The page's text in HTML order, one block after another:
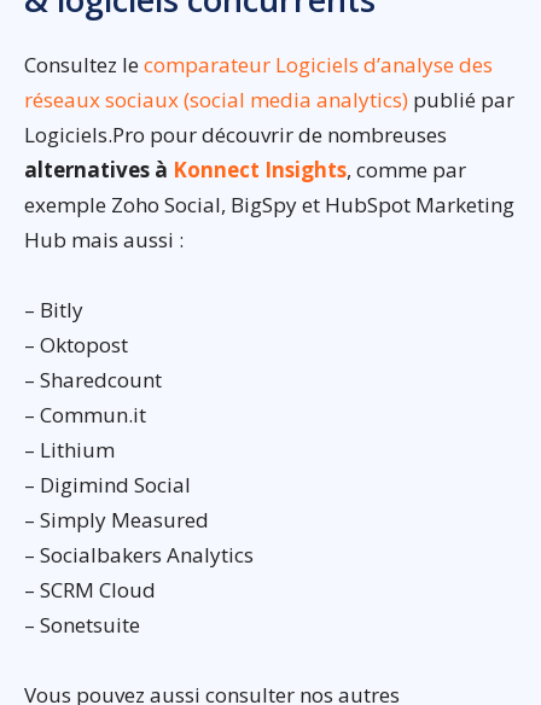
Consultez lecomparateur Logiciels d’analyse des
réseaux sociaux (social media analytics) publié par
Logiciels.Pro pour découvrir de nombreuses
alternatives à Konnect Insights, comme par
exemple Zoho Social, BigSpy et HubSpot Marketing
Hub mais aussi :
– Bitly
– Oktopost
– Sharedcount
– Commun.it
– Lithium
– Digimind Social
– Simply Measured
– Socialbakers Analytics
– SCRM Cloud
– Sonetsuite
Vous pouvez aussi consulter nos autres